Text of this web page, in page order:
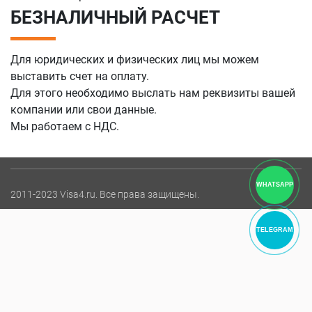
БЕЗНАЛИЧНЫЙ РАСЧЕТ
Для юридических и физических лиц мы можем
выставить счет на оплату.
Для этого необходимо выслать нам реквизиты вашей
компании или свои данные.
Мы работаем с НДС.
2011-2023 Visa4.ru. Все права защищены.
WHATSAPP
TELEGRAM